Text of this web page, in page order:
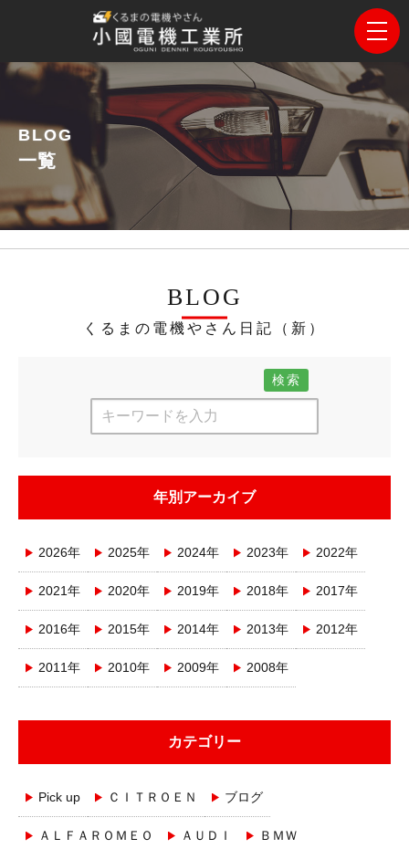
BLOG
一覧
BLOG
くるまの電機やさん日記（新）
検索
年別アーカイブ
2026年 2025年 2024年 2023年 2022年
2021年 2020年 2019年 2018年 2017年
2016年 2015年 2014年 2013年 2012年
2011年 2010年 2009年 2008年
カテゴリー
Pick up ＣＩＴＲＯＥＮ ブログ
ＡＬＦＡＲＯＭＥＯ ＡＵＤＩ ＢＭＷ